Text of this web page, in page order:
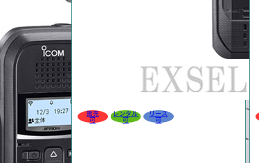
販売
可
レンタル
可
リース
可